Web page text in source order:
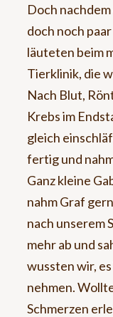
Doch
doch noch
läuteten beim
Tierklinik, die
Nach Blut,
Krebs im
gleich
fertig und
Ganz kleine
nahm Graf
nach unserem
mehr ab und
wussten wir,
nehmen.
Schmerzen